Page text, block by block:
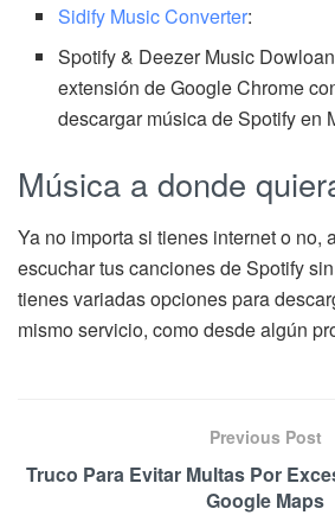
Sidify Music Converter:
Spotify & Deezer Music
extensión de Google Chrome
descargar música de Spotify en
Música a donde
Ya no importa si tienes internet o no,
escuchar tus canciones de Spotify
tienes variadas opciones para
mismo servicio, como desde algún
Previous Post
Truco Para Evitar Multas Por
Google Maps